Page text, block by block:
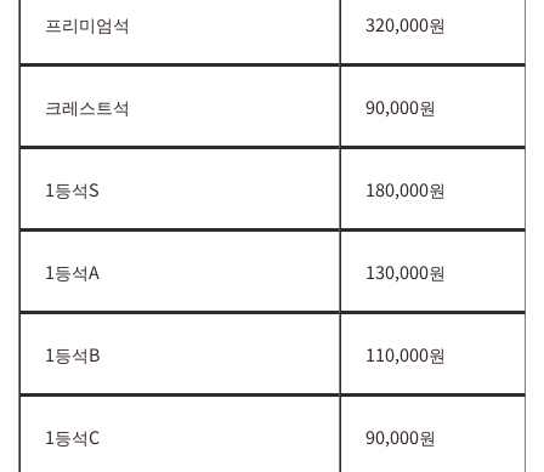
프리미엄석 320,000원
크레스트석 90,000원
1등석S 180,000원
1등석A 130,000원
1등석B 110,000원
1등석C 90,000원